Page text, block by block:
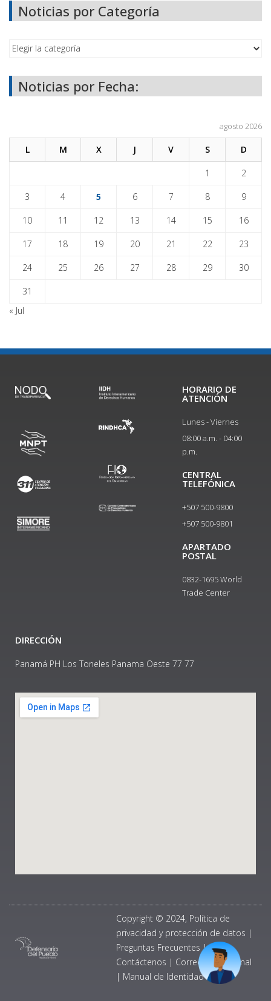
Noticias por Categoría
Noticias por Fecha:
agosto 2026
L M X J V S D
1 2
3 4 5 6 7 8 9
10 11 12 13 14 15 16
17 18 19 20 21 22 23
24 25 26 27 28 29 30
31
« Jul
HORARIO DE
ATENCIÓN
Lunes - Viernes
08:00 a.m. - 04:00
p.m.
CENTRAL
TELEFÓNICA
+507 500-9800
+507 500-9801​
APARTADO
POSTAL
0832-1695 World
Trade Center
DIRECCIÓN
Panamá PH Los Toneles Panama Oeste 77 77
Copyright © 2024, Política de
privacidad y protección de datos |
Preguntas Frecuentes |
Contáctenos | Correo Institucional
| Manual de Identidad Visual